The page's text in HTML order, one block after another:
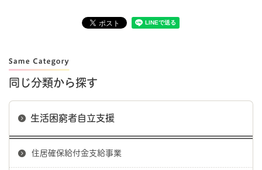
同じ分類から探す
生活困窮者自立支援
住居確保給付金支給事業